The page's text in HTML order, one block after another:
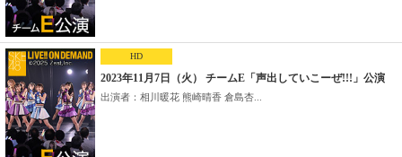
HD
2023年11月7日（火） チームE「声出していこーぜ!!!」公演
出演者：相川暖花 熊崎晴香 倉島杏...